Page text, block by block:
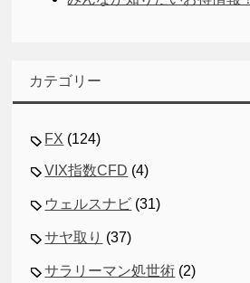
カテゴリー
FX (124)
VIX指数CFD (4)
ウェルスナビ (31)
サヤ取り (37)
サラリーマン処世術 (2)